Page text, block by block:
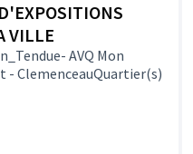
VILLE
AVQ Mon
- ClemenceauQuartier(s)